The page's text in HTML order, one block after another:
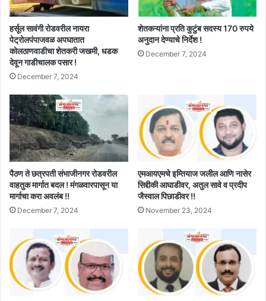
हर्सूल सावंगी रोडवरील नायरा
पेट्रोलपंपाजवळ अपघातात
कोलठाणवाडीचा शेतकरी जखमी, धडक
देवून गाडीचालक पसार !
December 7, 2024
शेतकऱ्यांना प्रति कुटुंब सदस्य 170 रुपये
अनुदान देण्याचे निर्देश !
December 7, 2024
पैठण ते छत्रपती संभाजीनगर रोडवरील
वाहतुक मार्गात बदल ! मंगळवारपासून या
मार्गाचा करा अवलंब !!
December 7, 2024
एमआयएमचे इम्तियाज जलील आणि नासेर
सिद्दीकी आघाडीवर, अतुल सावे व प्रदीप
जैस्वाल पिछाडीवर !!
November 23, 2024